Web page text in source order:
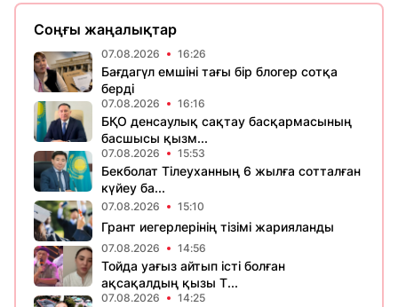
Соңғы жаңалықтар
07.08.2026 16:26
Бағдагүл емшіні тағы бір блогер сотқа
берді
07.08.2026 16:16
БҚО денсаулық сақтау басқармасының
басшысы қызм...
07.08.2026 15:53
Бекболат Тілеуханның 6 жылға сотталған
күйеу ба...
07.08.2026 15:10
Грант иегерлерінің тізімі жарияланды
07.08.2026 14:56
Тойда уағыз айтып істі болған
ақсақалдың қызы Т...
07.08.2026 14:25